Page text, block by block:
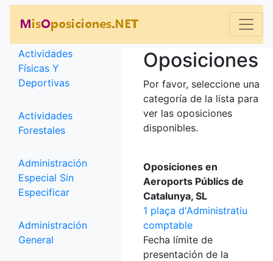
Categorías
Actividades
Físicas Y
Deportivas
Actividades
Forestales
Administración
Especial Sin
Especificar
Administración
General
Oposiciones
Por favor, seleccione una
categoría de la lista para
ver las oposiciones
disponibles.
Oposiciones en
Aeroports Públics de
Catalunya, SL
1 plaça d'Administratiu
comptable
Fecha límite de
presentación de la